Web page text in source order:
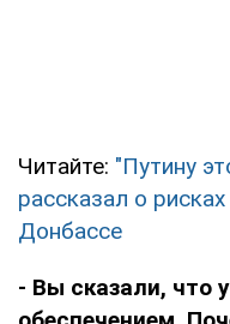
Читайте: "Путину
рассказал о
Донбассе
- Вы сказали, что